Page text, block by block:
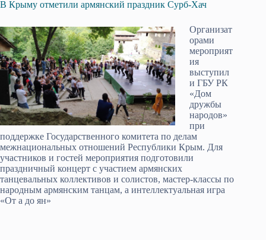
В Крыму отметили армянский праздник Сурб-Хач
Организат
орами
мероприят
ия
выступил
и ГБУ РК
«Дом
дружбы
народов»
при
поддержке Государственного комитета по делам
межнациональных отношений Республики Крым. Для
участников и гостей мероприятия подготовили
праздничный концерт с участием армянских
танцевальных коллективов и солистов, мастер-классы по
народным армянским танцам, а интеллектуальная игра
«От а до ян»